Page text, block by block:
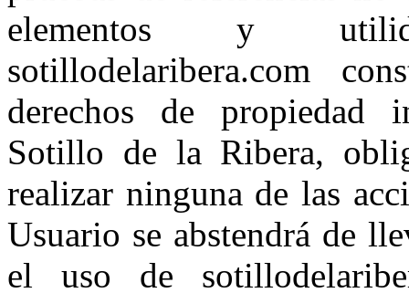
elementos y
sotillodelaribera.com
derechos de propiedad
Sotillo de la Ribera,
realizar ninguna de las
Usuario se abstendrá de
el uso de